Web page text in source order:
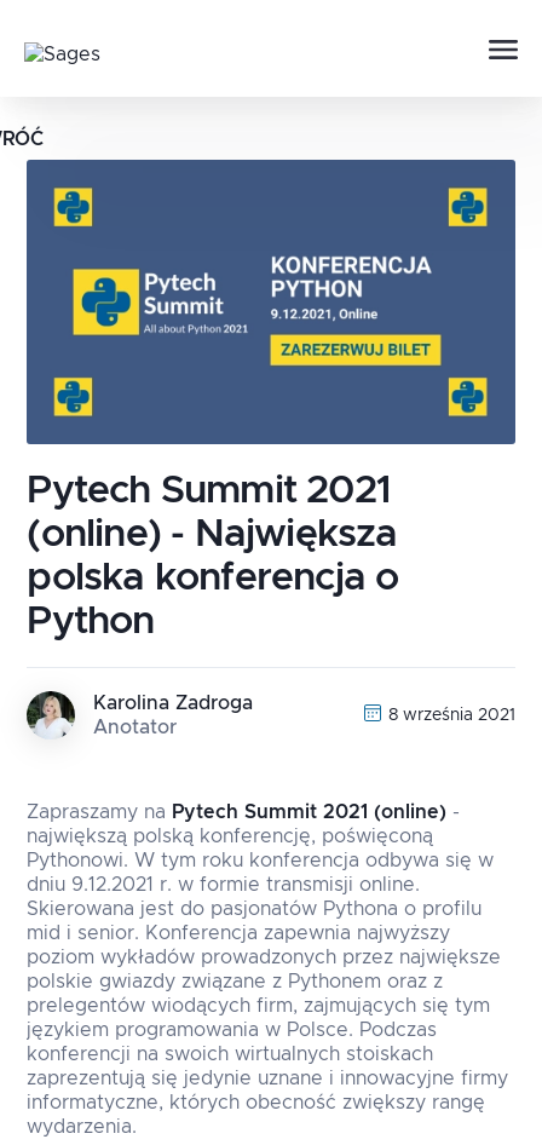
Pytech Summit 2021
(online) - Największa
polska konferencja o
Python
Karolina Zadroga
Anotator
8 września 2021
Zapraszamy na Pytech Summit 2021 (online) -
największą polską konferencję, poświęconą
Pythonowi. W tym roku konferencja odbywa się w
dniu 9.12.2021 r. w formie transmisji online.
Skierowana jest do pasjonatów Pythona o profilu
mid i senior. Konferencja zapewnia najwyższy
poziom wykładów prowadzonych przez największe
polskie gwiazdy związane z Pythonem oraz z
prelegentów wiodących firm, zajmujących się tym
językiem programowania w Polsce. Podczas
konferencji na swoich wirtualnych stoiskach
zaprezentują się jedynie uznane i innowacyjne firmy
informatyczne, których obecność zwiększy rangę
wydarzenia.